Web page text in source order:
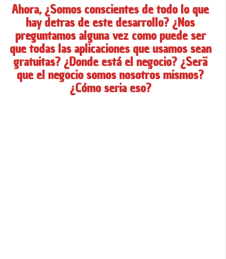
Ahora, ¿Somos conscientes de todo lo que
hay detras de este desarrollo? ¿Nos
preguntamos alguna vez como puede ser
que todas las aplicaciones que usamos sean
gratuitas? ¿Donde está el negocio? ¿Serä
que el negocio somos nosotros mismos?
¿Cómo seria eso?